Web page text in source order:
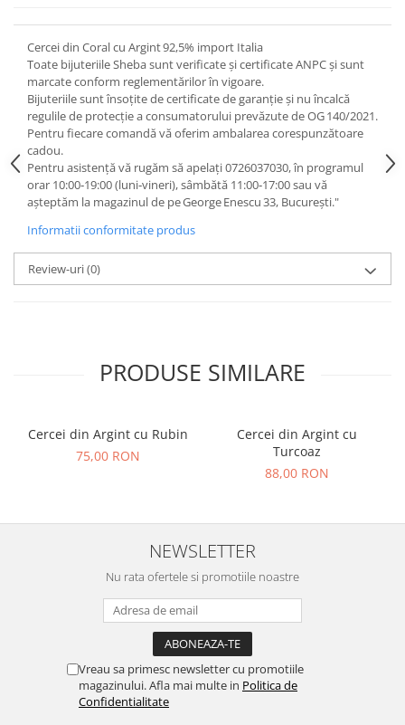
Cercei din Coral cu Argint 92,5% import Italia
Toate bijuteriile Sheba sunt verificate şi certificate ANPC și sunt
marcate conform reglementărilor în vigoare.
Bijuteriile sunt însoţite de certificate de garanţie și nu încalcă
regulile de protecție a consumatorului prevăzute de OG 140/2021.
Pentru fiecare comandă vă oferim ambalarea corespunzătoare
cadou.
Pentru asistență vă rugăm să apelați 0726037030, în programul
orar 10:00‑19:00 (luni‑vineri), sâmbătă 11:00‑17:00 sau vă
așteptăm la magazinul de pe George Enescu 33, București."
Informatii conformitate produs
Review-uri(0)
PRODUSE SIMILARE
Cercei din Argint cu Rubin
75,00 RON
Cercei din Argint cu
Turcoaz
88,00 RON
NEWSLETTER
Nu rata ofertele si promotiile noastre
Vreau sa primesc newsletter cu promotiile
magazinului. Afla mai multe in Politica de
Confidentialitate